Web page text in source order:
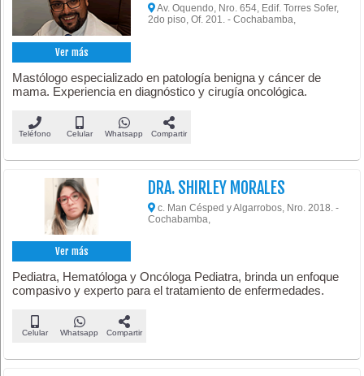
Ver más
Av. Oquendo, Nro. 654, Edif. Torres Sofer,
2do piso, Of. 201. - Cochabamba,
Mastólogo especializado en patología benigna y cáncer de
mama. Experiencia en diagnóstico y cirugía oncológica.
Teléfono Celular Whatsapp Compartir
Ver más
DRA. SHIRLEY MORALES
c. Man Césped y Algarrobos, Nro. 2018. -
Cochabamba,
Pediatra, Hematóloga y Oncóloga Pediatra, brinda un enfoque
compasivo y experto para el tratamiento de enfermedades.
Celular Whatsapp Compartir